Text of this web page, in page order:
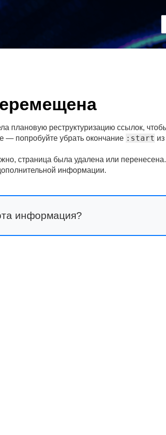
плановую реструктуризацию ссылок,
— попробуйте убрать окончание :start
страница была удалена или
информации.
информация?